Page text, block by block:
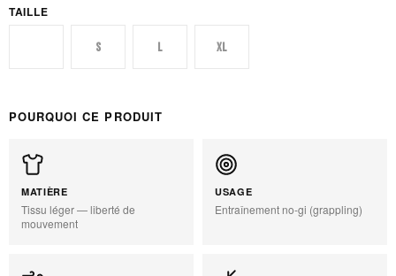
TAILLE
S L XL
POURQUOI CE PRODUIT
MATIÈRE
Tissu léger — liberté de
mouvement
USAGE
Entraînement no-gi (grappling)